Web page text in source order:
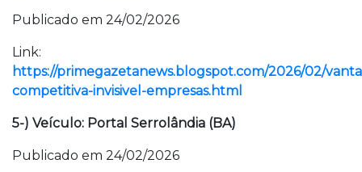
Publicado em 24/02/2026
Link:
https://primegazetanews.blogspot.com/2026/02/
competitiva-invisivel-empresas.html
5-) Veículo: Portal Serrolândia (BA)
Publicado em 24/02/2026